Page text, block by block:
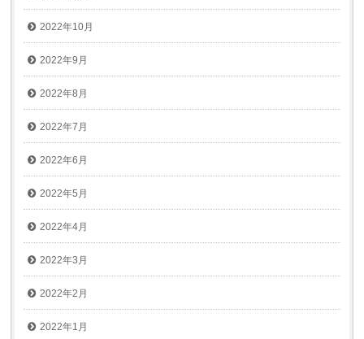
2022年10月
2022年9月
2022年8月
2022年7月
2022年6月
2022年5月
2022年4月
2022年3月
2022年2月
2022年1月